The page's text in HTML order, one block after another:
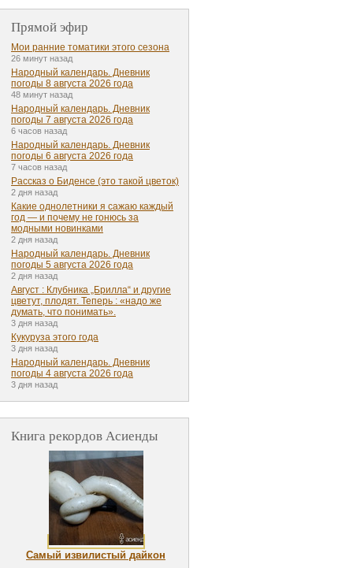
Прямой эфир
Мои ранние томатики этого сезона
26 минут назад
Народный календарь. Дневник
погоды 8 августа 2026 года
48 минут назад
Народный календарь. Дневник
погоды 7 августа 2026 года
6 часов назад
Народный календарь. Дневник
погоды 6 августа 2026 года
7 часов назад
Рассказ о Биденсе (это такой цветок)
2 дня назад
Какие однолетники я сажаю каждый
год — и почему не гонюсь за
модными новинками
2 дня назад
Народный календарь. Дневник
погоды 5 августа 2026 года
2 дня назад
Август : Клубника „Брилла“ и другие
цветут, плодят. Теперь : «надо же
думать, что понимать».
3 дня назад
Кукуруза этого года
3 дня назад
Народный календарь. Дневник
погоды 4 августа 2026 года
3 дня назад
Книга рекордов Асиенды
Самый извилистый дайкон